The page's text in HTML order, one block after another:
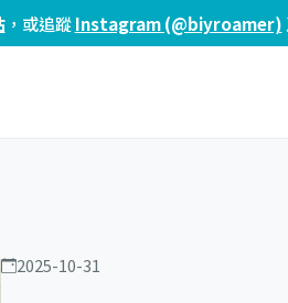
，或追蹤Instagram (@biyroamer)
2025-10-31